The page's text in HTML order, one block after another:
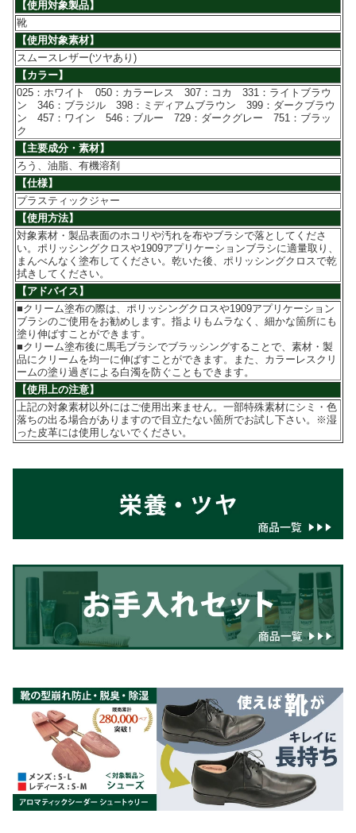
【使用対象製品】
靴
【使用対象素材】
スムースレザー(ツヤあり)
【カラー】
025：ホワイト 050：カラーレス 307：コカ 331：ライトブラウ
ン 346：ブラジル 398：ミディアムブラウン 399：ダークブラウ
ン 457：ワイン 546：ブルー 729：ダークグレー 751：ブラッ
ク
【主要成分・素材】
ろう、油脂、有機溶剤
【仕様】
プラスティックジャー
【使用方法】
対象素材・製品表面のホコリや汚れを布やブラシで落としてくださ
い。ポリッシングクロスや1909アプリケーションブラシに適量取り、
まんべんなく塗布してください。乾いた後、ポリッシングクロスで乾
拭きしてください。
【アドバイス】
■クリーム塗布の際は、ポリッシングクロスや1909アプリケーション
ブラシのご使用をお勧めします。指よりもムラなく、細かな箇所にも
塗り伸ばすことができます。
■クリーム塗布後に馬毛ブラシでブラッシングすることで、素材・製
品にクリームを均一に伸ばすことができます。また、カラーレスクリ
ームの塗り過ぎによる白濁を防ぐこともできます。
【使用上の注意】
上記の対象素材以外にはご使用出来ません。一部特殊素材にシミ・色
落ちの出る場合がありますので目立たない箇所でお試し下さい。※湿
った皮革には使用しないでください。